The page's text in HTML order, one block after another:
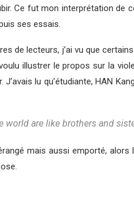
Ce fut mon interprétation de
ses essais.
de lecteurs, j’ai vu que
illustrer le propos sur la
J’avais lu qu’étudiante, HAN
world are like brothers and
mais aussi emporté, alors